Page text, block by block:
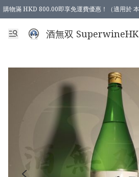
購物滿 HKD 800.00即享免運費優惠！（適用於
酒無双 SuperwineHK